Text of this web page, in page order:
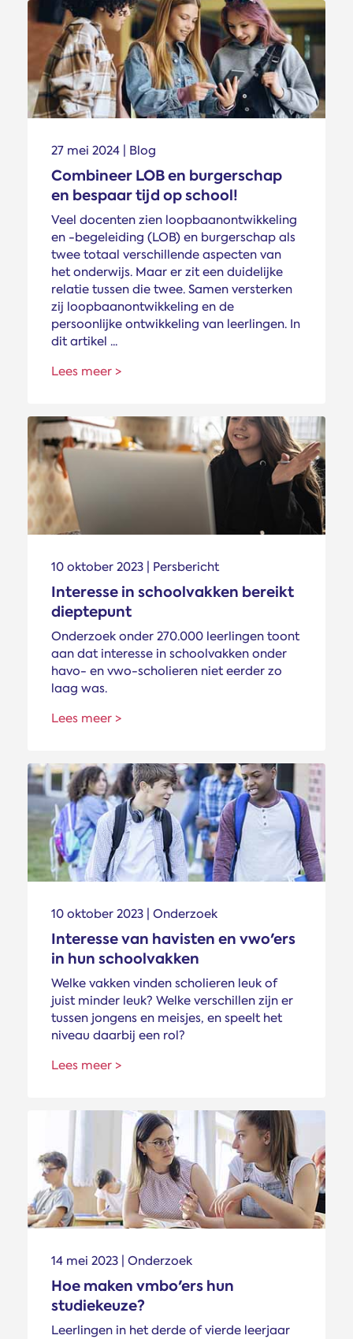
27 mei 2024 | Blog
Combineer LOB en burgerschap
en bespaar tijd op school!
Veel docenten zien loopbaanontwikkeling
en -begeleiding (LOB) en burgerschap als
twee totaal verschillende aspecten van
het onderwijs. Maar er zit een duidelijke
relatie tussen die twee. Samen versterken
zij loopbaanontwikkeling en de
persoonlijke ontwikkeling van leerlingen. In
dit artikel ...
Lees meer >
10 oktober 2023 | Persbericht
Interesse in schoolvakken bereikt
dieptepunt
Onderzoek onder 270.000 leerlingen toont
aan dat interesse in schoolvakken onder
havo- en vwo-scholieren niet eerder zo
laag was.
Lees meer >
10 oktober 2023 | Onderzoek
Interesse van havisten en vwo'ers
in hun schoolvakken
Welke vakken vinden scholieren leuk of
juist minder leuk? Welke verschillen zijn er
tussen jongens en meisjes, en speelt het
niveau daarbij een rol?
Lees meer >
14 mei 2023 | Onderzoek
Hoe maken vmbo'ers hun
studiekeuze?
Leerlingen in het derde of vierde leerjaar